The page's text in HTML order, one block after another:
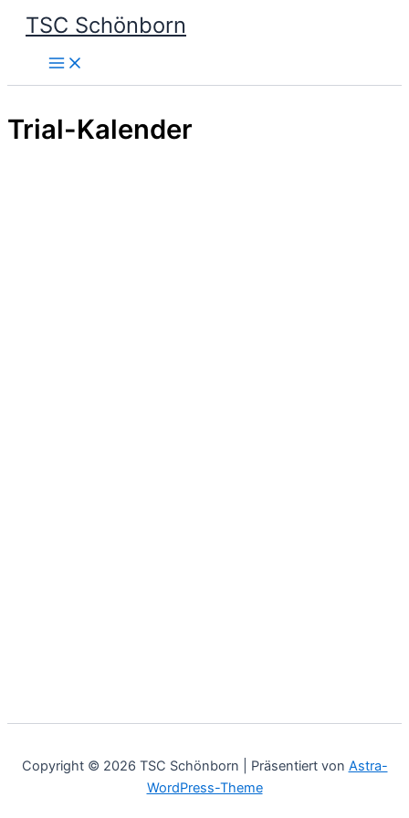
Zum
Inhalt
springen
TSC Schönborn
Trial-Kalender
Copyright © 2026 TSC Schönborn | Präsentiert von Astra-
WordPress-Theme